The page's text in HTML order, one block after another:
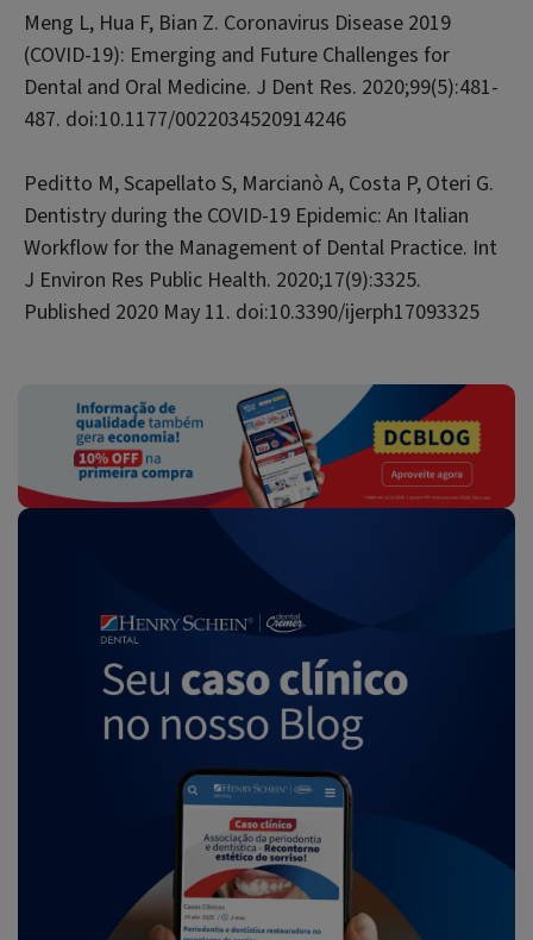
Meng L, Hua F, Bian Z. Coronavirus Disease 2019
(COVID-19): Emerging and Future Challenges for
Dental and Oral Medicine. J Dent Res. 2020;99(5):481-
487. doi:10.1177/0022034520914246
Peditto M, Scapellato S, Marcianò A, Costa P, Oteri G.
Dentistry during the COVID-19 Epidemic: An Italian
Workflow for the Management of Dental Practice. Int
J Environ Res Public Health. 2020;17(9):3325.
Published 2020 May 11. doi:10.3390/ijerph17093325